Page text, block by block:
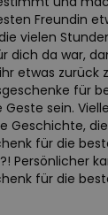
Freundin
vielen
dich da war,
etwas zurück
für
Geste sein.
Geschichte,
für die
Persönlicher
für die